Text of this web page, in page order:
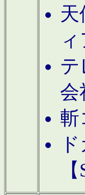
ィ
テ
会
斬